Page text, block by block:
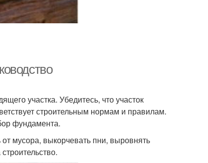
участка. Убедитесь, что участок
строительным нормам и правилам.
фундамента.
мусора, выкорчевать пни, выровнять